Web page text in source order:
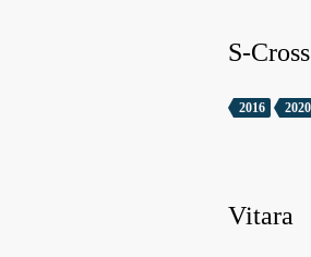
S-Cross
2016 2020
Vitara